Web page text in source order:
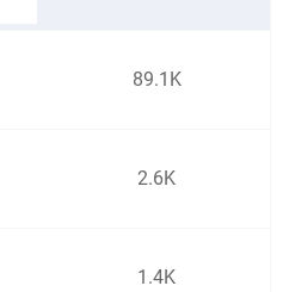
89.1K
2.6K
1.4K